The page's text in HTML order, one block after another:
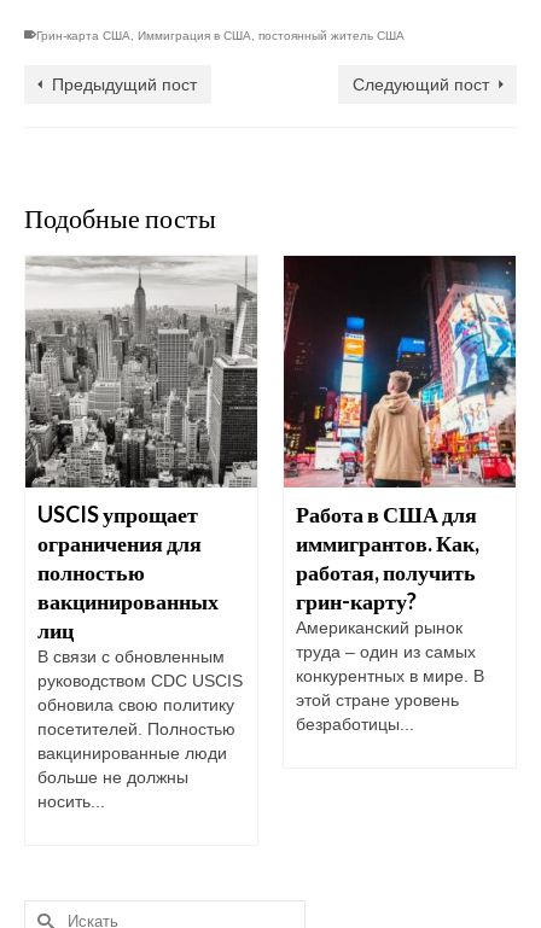
Грин-карта США Иммиграция в США постоянный житель США
Предыдущий пост Следующий пост
Подобные посты
USCIS упрощает
ограничения для
полностью
вакцинированных
лиц
В связи с обновленным
руководством CDC USCIS
обновила свою политику
посетителей. Полностью
вакцинированные люди
больше не должны
носить...
Работа в США для
иммигрантов. Как,
работая, получить
грин-карту?
Американский рынок
труда – один из самых
конкурентных в мире. В
этой стране уровень
безработицы...
Искать: